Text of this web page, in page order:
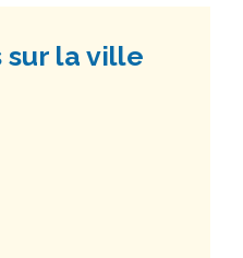
sur la ville